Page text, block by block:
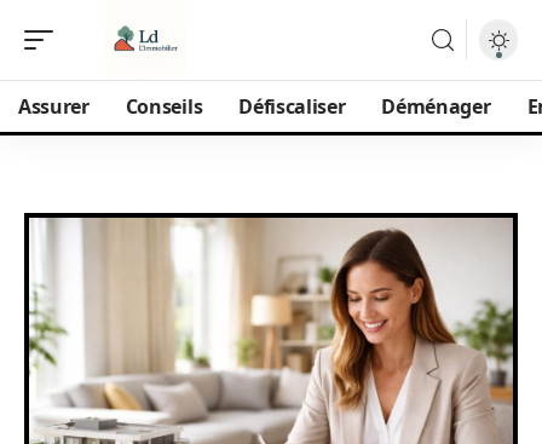
Assurer Conseils Défiscaliser Déménager